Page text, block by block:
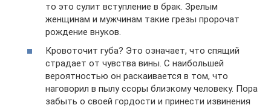
то это сулит вступление в брак. Зрелым
женщинам и мужчинам такие грезы пророчат
рождение внуков.
Кровоточит губа? Это означает, что спящий
страдает от чувства вины. С наибольшей
вероятностью он раскаивается в том, что
наговорил в пылу ссоры близкому человеку. Пора
забыть о своей гордости и принести извинения